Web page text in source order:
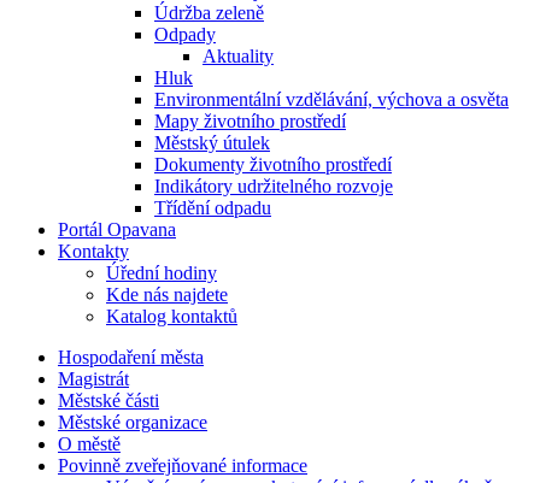
Údržba zeleně
Odpady
Aktuality
Hluk
Environmentální vzdělávání, výchova a osvěta
Mapy životního prostředí
Městský útulek
Dokumenty životního prostředí
Indikátory udržitelného rozvoje
Třídění odpadu
Portál Opavana
Kontakty
Úřední hodiny
Kde nás najdete
Katalog kontaktů
Hospodaření města
Magistrát
Městské části
Městské organizace
O městě
Povinně zveřejňované informace